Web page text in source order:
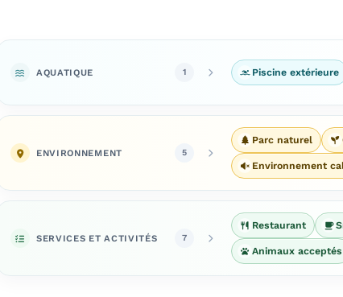
AQUATIQUE 1 Piscine extérieure
ENVIRONNEMENT 5
Parc naturel
Environnement
SERVICES ET ACTIVITÉS 7
Restaurant
Animaux acceptés